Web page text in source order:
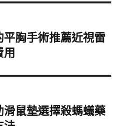
胸手術推薦近視雷
鼠墊選擇殺螞蟻藥